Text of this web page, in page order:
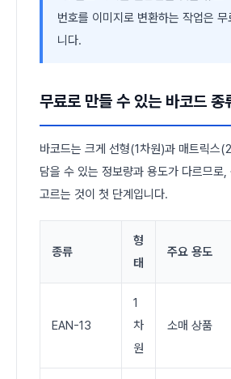
번호를 이미지로 변환하는 작업은
니다.
무료로 만들 수 있는 바코드 종
바코드는 크게 선형(1차원)과 매트릭스
담을 수 있는 정보량과 용도가 다르므로
고르는 것이 첫 단계입니다.
종류
형
태
주요 용도
EAN-13
1
차
원
소매 상품